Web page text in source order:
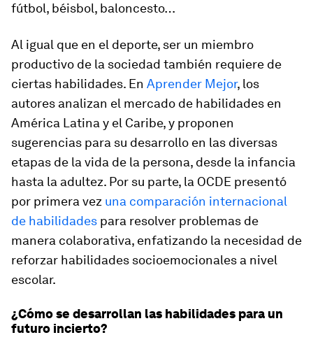
fútbol, béisbol, baloncesto…
Al igual que en el deporte, ser un miembro
productivo de la sociedad también requiere de
ciertas habilidades. En Aprender Mejor, los
autores analizan el mercado de habilidades en
América Latina y el Caribe, y proponen
sugerencias para su desarrollo en las diversas
etapas de la vida de la persona, desde la infancia
hasta la adultez. Por su parte, la OCDE presentó
por primera vez una comparación internacional
de habilidades para resolver problemas de
manera colaborativa, enfatizando la necesidad de
reforzar habilidades socioemocionales a nivel
escolar.
¿Cómo se desarrollan las habilidades para un
futuro incierto?